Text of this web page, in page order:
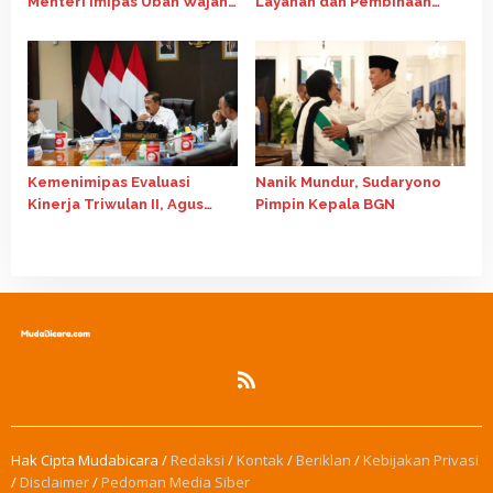
Surakarta
Kemenimipas Evaluasi
Kinerja Triwulan II, Agus
Nanik Mundur, Sudaryono
Pimpin Kepala BGN
Hak Cipta Mudabicara /Redaksi /Kontak /Beriklan /Kebijakan Privasi
/Disclaimer/Pedoman Media Siber